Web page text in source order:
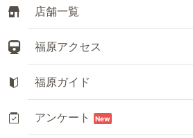
店舗一覧
福原アクセス
福原ガイド
アンケート New